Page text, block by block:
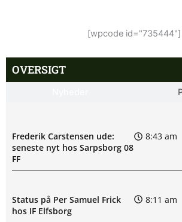
[wpcode id="735444"]
OVERSIGT
Frederik Carstensen ude:
seneste nyt hos Sarpsborg 08
FF
8:43 am
Status på Per Samuel Frick
hos IF Elfsborg
8:11 am